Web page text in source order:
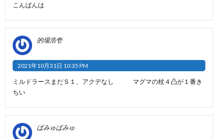
こんばんは
的場浩壱
2021年10月31日 10:35 PM
ミルドラースまだＳ１、アクデなし マグマの杖４凸が１番き
ちい
ぱみゅぱみゅ